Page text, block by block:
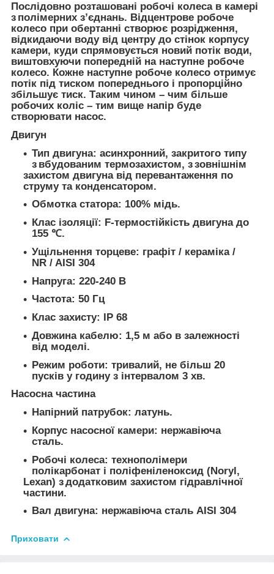
Послідовно розташовані робочі колеса в камері
з полімерних з’єднань. Відцентрове робоче
колесо при обертанні створює розрідження,
відкидаючи воду від центру до стінок корпусу
камери, куди спрямовується новий потік води,
виштовхуючи попередній на наступне робоче
колесо. Кожне наступне робоче колесо отримує
потік під тиском попереднього і пропорційно
збільшує тиск. Таким чином – чим більше
робочих коліс – тим вище напір буде
створювати насос.
Двигун
Тип двигуна: асинхронний, закритого типу
з вбудованим термозахистом, з зовнішнім
захистом двигуна від перевантаження по
струму та конденсатором.
Обмотка статора: 100% мідь.
Клас ізоляції: F-термостійкість двигуна до
155 ℃.
Ущільнення торцеве: графіт / кераміка /
NR / AISI 304
Напруга: 220-240 В
Частота: 50 Гц
Клас захисту: IP 68
Довжина кабелю: 1,5 м або в залежності
від моделі.
Режим роботи: тривалий, не більш 20
пусків у годину з інтервалом 3 хв.
Насосна частина
Напірний патрубок: латунь.
Корпус насосної камери: нержавіюча
сталь.
Робочі колеса: технополімери
полікарбонат і поліфеніленоксид (Noryl,
Lexan) з додатковим захистом гідравлічної
частини.
Вал двигуна: нержавіюча сталь AISI 304
Приховати